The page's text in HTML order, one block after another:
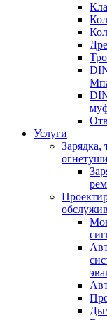
Услуги
Зарядка,